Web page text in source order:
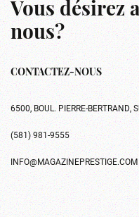
Vous désirez
nous?
CONTACTEZ-NOUS
6500, BOUL. PIERRE-BERTRAND,
(581) 981-9555
INFO@MAGAZINEPRESTIGE.COM